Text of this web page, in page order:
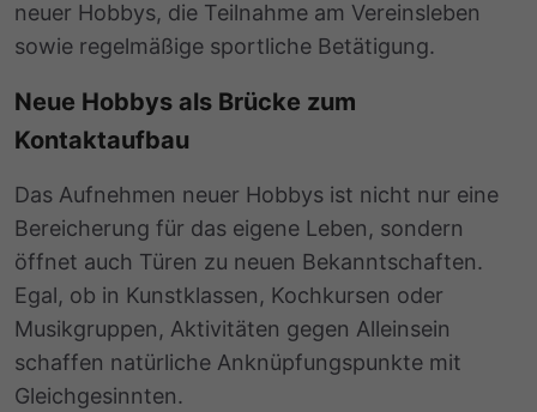
neuer Hobbys, die Teilnahme am Vereinsleben
sowie regelmäßige sportliche Betätigung.
Neue Hobbys als Brücke zum
Kontaktaufbau
Das Aufnehmen neuer Hobbys ist nicht nur eine
Bereicherung für das eigene Leben, sondern
öffnet auch Türen zu neuen Bekanntschaften.
Egal, ob in Kunstklassen, Kochkursen oder
Musikgruppen, Aktivitäten gegen Alleinsein
schaffen natürliche Anknüpfungspunkte mit
Gleichgesinnten.